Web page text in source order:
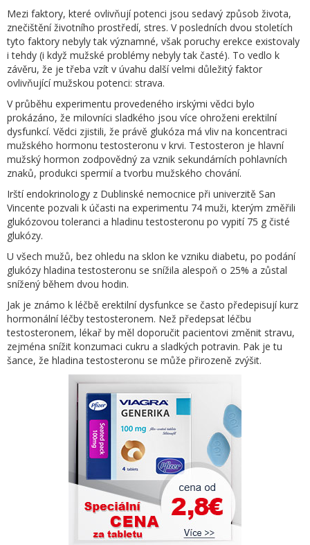
Mezi faktory, které ovlivňují potenci jsou sedavý způsob života,
znečištění životního prostředí, stres. V posledních dvou stoletích
tyto faktory nebyly tak významné, však poruchy erekce existovaly
i tehdy (i když mužské problémy nebyly tak časté). To vedlo k
závěru, že je třeba vzít v úvahu další velmi důležitý faktor
ovlivňující mužskou potenci: strava.
V průběhu experimentu provedeného irskými vědci bylo
prokázáno, že milovníci sladkého jsou více ohroženi erektilní
dysfunkcí. Vědci zjistili, že právě glukóza má vliv na koncentraci
mužského hormonu testosteronu v krvi. Testosteron je hlavní
mužský hormon zodpovědný za vznik sekundárních pohlavních
znaků, produkci spermií a tvorbu mužského chování.
Irští endokrinology z Dublinské nemocnice při univerzitě San
Vincente pozvali k účasti na experimentu 74 muži, kterým změřili
glukózovou toleranci a hladinu testosteronu po vypití 75 g čisté
glukózy.
U všech mužů, bez ohledu na sklon ke vzniku diabetu, po podání
glukózy hladina testosteronu se snížila alespoň o 25% a zůstal
snížený během dvou hodin.
Jak je známo k léčbě erektilní dysfunkce se často předepisují kurz
hormonální léčby testosteronem. Než předepsat léčbu
testosteronem, lékař by měl doporučit pacientovi změnit stravu,
zejména snížit konzumaci cukru a sladkých potravin. Pak je tu
šance, že hladina testosteronu se může přirozeně zvýšit.